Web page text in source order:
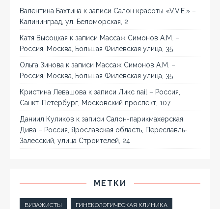
Валентина Бахтина к записи Салон красоты «V.V.E.» –
Калининград, ул. Беломорская, 2
Катя Высоцкая к записи Массаж Симонов А.М. –
Россия, Москва, Большая Филёвская улица, 35
Ольга Зинова к записи Массаж Симонов А.М. –
Россия, Москва, Большая Филёвская улица, 35
Кристина Левашова к записи Ликс nail – Россия,
Санкт-Петербург, Московский проспект, 107
Даниил Куликов к записи Салон-парикмахерская
Дива – Россия, Ярославская область, Переславль-
Залесский, улица Строителей, 24
МЕТКИ
ВИЗАЖИСТЫ ГИНЕКОЛОГИЧЕСКАЯ КЛИНИКА